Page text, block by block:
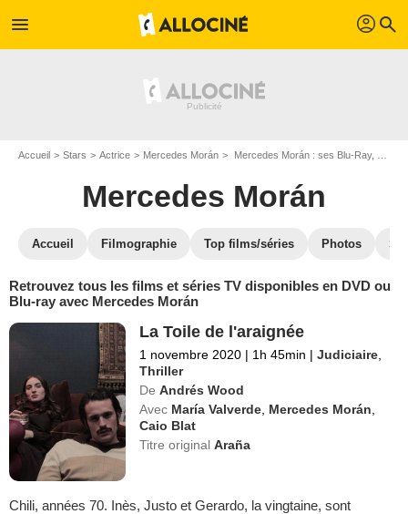
menu profil search
Accueil Stars Actrice Mercedes Morán Mercedes Morán : ses Blu-Ray, DVD, VOD, SVOD
Mercedes Morán
Accueil Filmographie Top films/séries Photos
Retrouvez tous les films et séries TV disponibles en DVD ou
Blu-ray avec Mercedes Morán
La Toile de l'araignée
1 novembre 2020 | 1h 45min | Judiciaire
Thriller
De Andrés Wood
Avec María Valverde Mercedes Morán
Caio Blat
Titre originalAraña
Chili, années 70. Inès, Justo et Gerardo, la vingtaine, sont